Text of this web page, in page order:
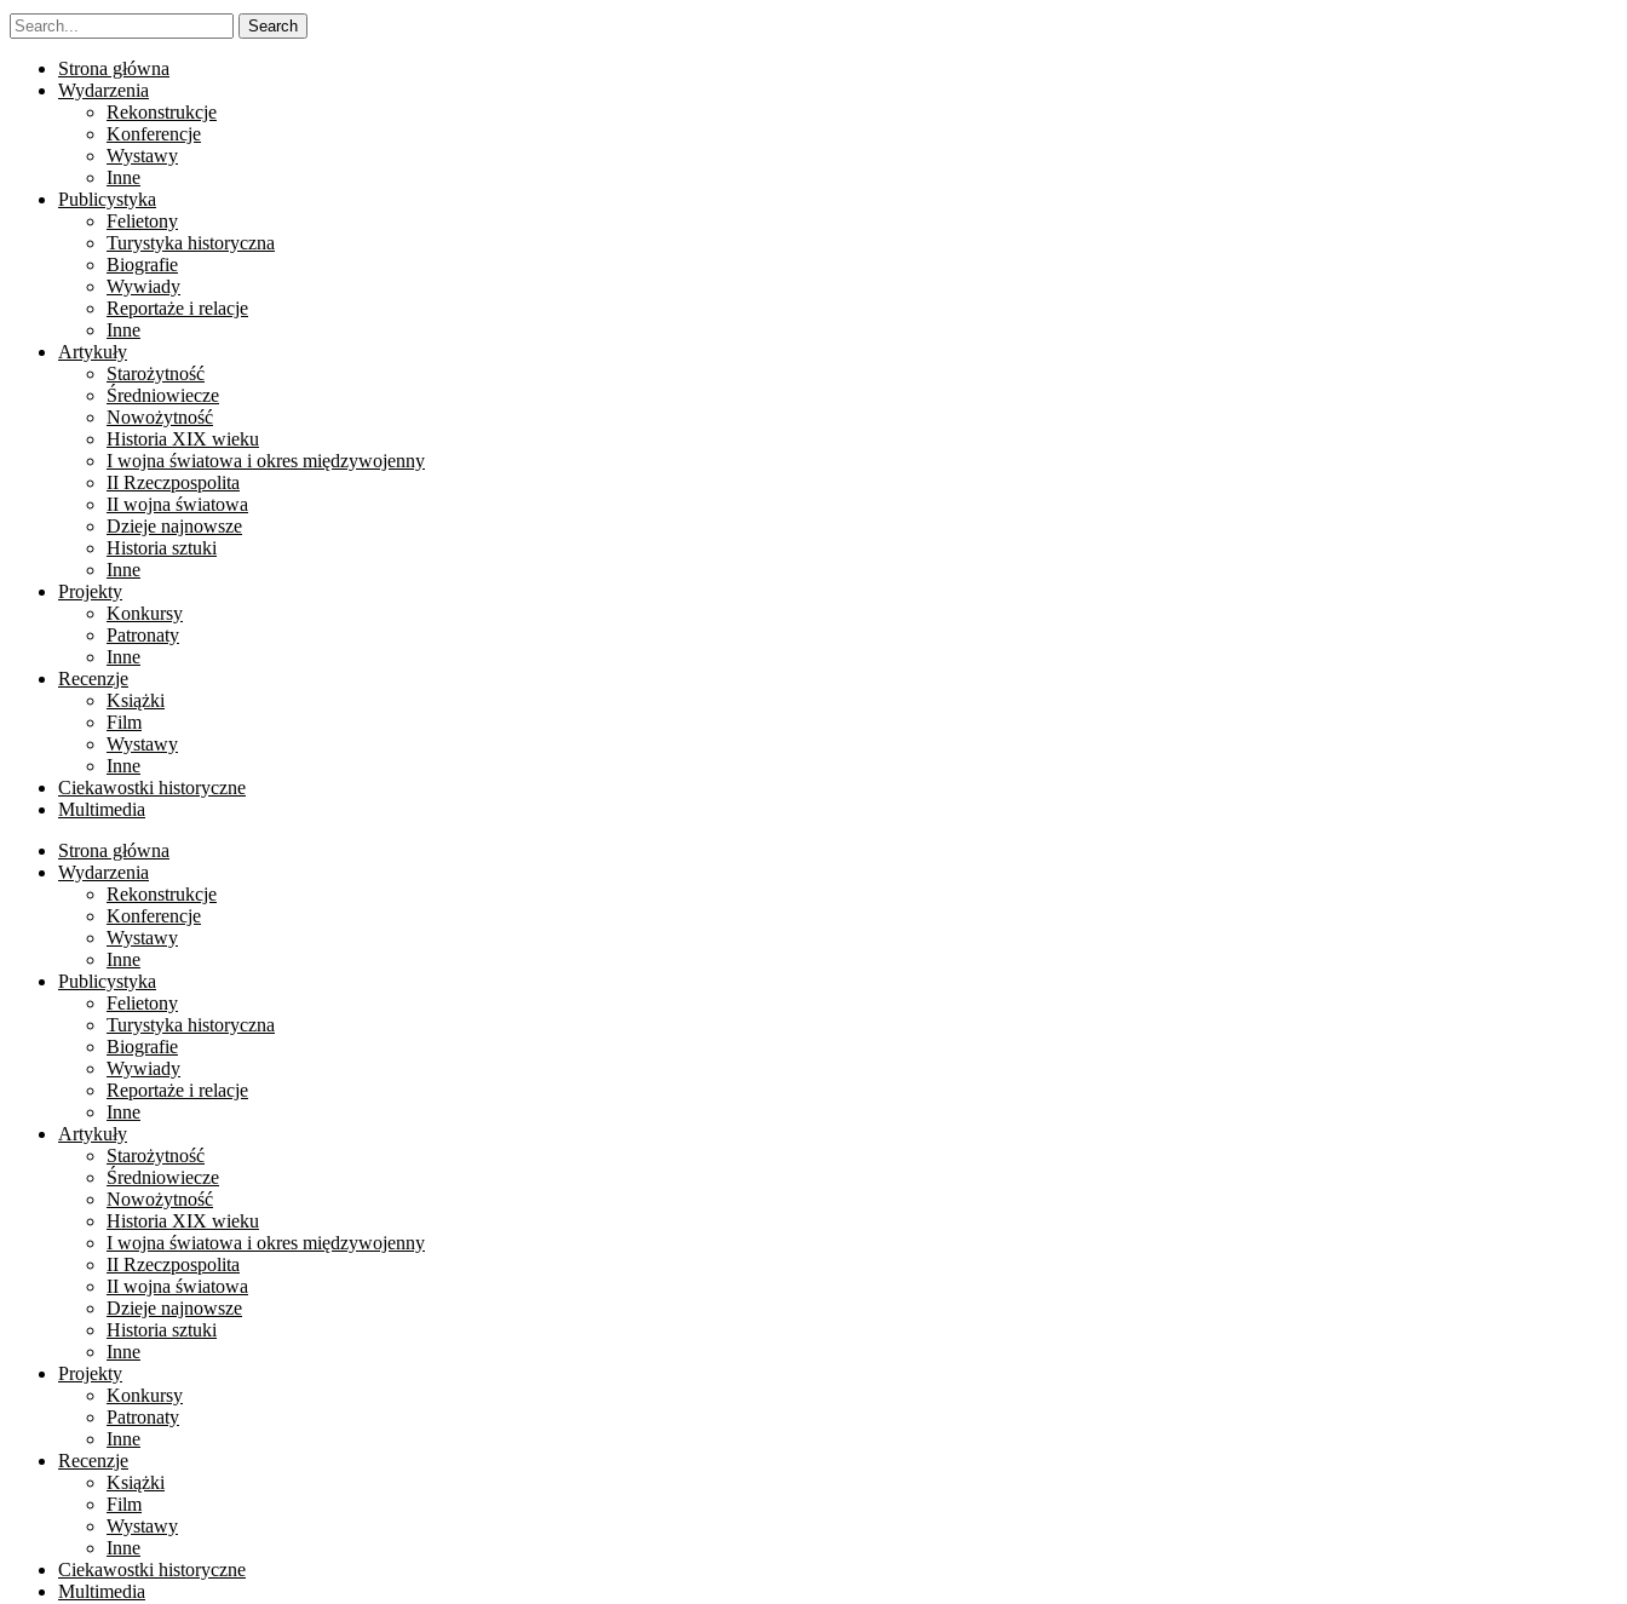
Strona główna
Wydarzenia
Rekonstrukcje
Konferencje
Wystawy
Inne
Publicystyka
Felietony
Turystyka historyczna
Biografie
Wywiady
Reportaże i relacje
Inne
Artykuły
Starożytność
Średniowiecze
Nowożytność
Historia XIX wieku
I wojna światowa i okres międzywojenny
II Rzeczpospolita
II wojna światowa
Dzieje najnowsze
Historia sztuki
Inne
Projekty
Konkursy
Patronaty
Inne
Recenzje
Książki
Film
Wystawy
Inne
Ciekawostki historyczne
Multimedia
Strona główna
Wydarzenia
Rekonstrukcje
Konferencje
Wystawy
Inne
Publicystyka
Felietony
Turystyka historyczna
Biografie
Wywiady
Reportaże i relacje
Inne
Artykuły
Starożytność
Średniowiecze
Nowożytność
Historia XIX wieku
I wojna światowa i okres międzywojenny
II Rzeczpospolita
II wojna światowa
Dzieje najnowsze
Historia sztuki
Inne
Projekty
Konkursy
Patronaty
Inne
Recenzje
Książki
Film
Wystawy
Inne
Ciekawostki historyczne
Multimedia